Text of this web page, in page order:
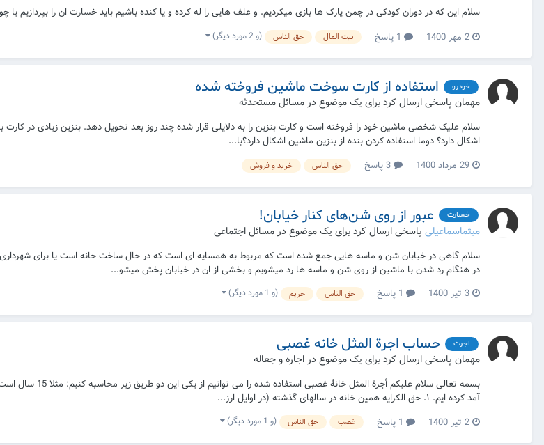
سلام این که در دوران کودکی در چمن پارک ها بازی میکردیم. و علف هایی را له کرده و یا کنده باشیم باید خسارت ان را بپردازیم
2 مهر 1400
بیت المال حق الناس (و 2 مورد دیگر)
خودرو استفاده از کارت سوخت ماشین فروخته شده
مهمان پاسخی ارسال کرد برای یک موضوع در مسائل مستحدثه
سلام علیک شخصی ماشین خود را فروخته است و کارت بنزین را به دلایلی قرار شده چند روز بعد تحویل دهد. بنزین زیادی در
اشکال دارد؟ دوما استفاده کردن بنده از بنزین ماشین اشکال دارد؟با...
29 مرداد 1400
حق الناس خرید و فروش
خسارت عبور از روی شن‌های کنار خیابان!
میثماسماعیلی پاسخی ارسال کرد برای یک موضوع در مسائل اجتماعی
سلام گاهی در خیابان شن و ماسه هایی جمع شده است که مربوط به همسایه ای است که در حال ساخت خانه است یا برای
در هنگام رد شدن با ماشین از روی شن و ماسه ها رد میشویم و بخشی از ان در خیابان پخش میشو...
3 تیر 1400
حق الناس حریم (و 1 مورد دیگر)
اجرت حساب اجرة المثل خانه غصبی
مهمان پاسخی ارسال کرد برای یک موضوع در اجاره و جعاله
بسمه تعالی سلام
آمد کرده ایم. ۱. حق الکرایه همین خانه در سالهای گذشته (در اوایل ارز...
2 تیر 1400
غصب حق الناس (و 1 مورد دیگر)